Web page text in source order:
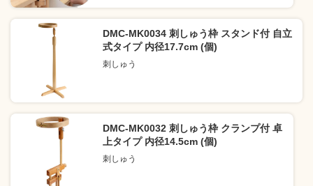
DMC-MK0034 刺しゅう枠 スタンド付 自立
式タイプ 内径17.7cm (個)
刺しゅう
DMC-MK0032 刺しゅう枠 クランプ付 卓
上タイプ 内径14.5cm (個)
刺しゅう